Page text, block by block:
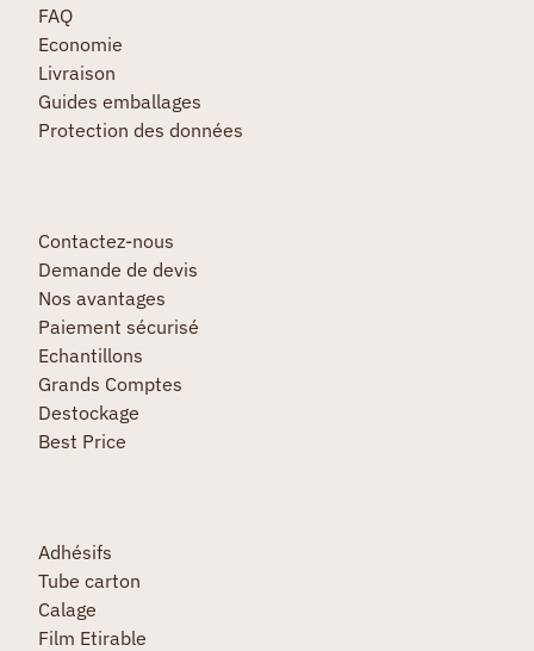
FAQ
Economie
Livraison
Guides emballages
Protection des données
Contactez-nous
Demande de devis
Nos avantages
Paiement sécurisé
Echantillons
Grands Comptes
Destockage
Best Price
Adhésifs
Tube carton
Calage
Film Etirable